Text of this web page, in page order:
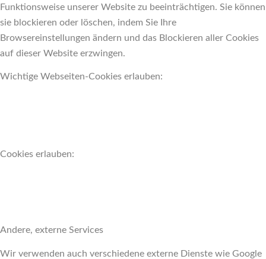
Funktionsweise unserer Website zu beeinträchtigen. Sie können
sie blockieren oder löschen, indem Sie Ihre
Browsereinstellungen ändern und das Blockieren aller Cookies
auf dieser Website erzwingen.
Wichtige Webseiten-Cookies erlauben:
Cookies erlauben:
Andere, externe Services
Wir verwenden auch verschiedene externe Dienste wie Google